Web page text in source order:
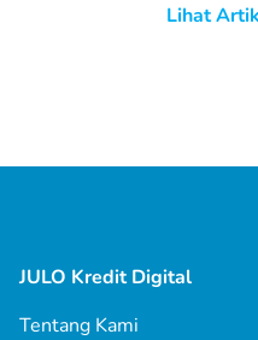
Lihat
JULO Kredit Digital
Tentang Kami